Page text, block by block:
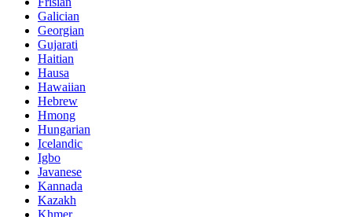
Galician
Georgian
Gujarati
Haitian
Hausa
Hawaiian
Hebrew
Hmong
Hungarian
Icelandic
Igbo
Javanese
Kannada
Kazakh
Khmer